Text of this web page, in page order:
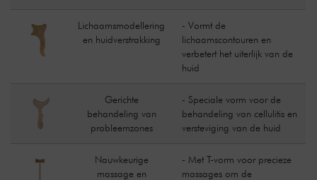
Lichaamsmodellering
en huidverstrakking
- Vormt de
lichaamscontouren en
verbetert het uiterlijk van de
huid
Gerichte
behandeling van
probleemzones
- Speciale vorm voor de
behandeling van cellulitis en
versteviging van de huid
Nauwkeurige
massage en
- Met T-vorm voor precieze
massages om de